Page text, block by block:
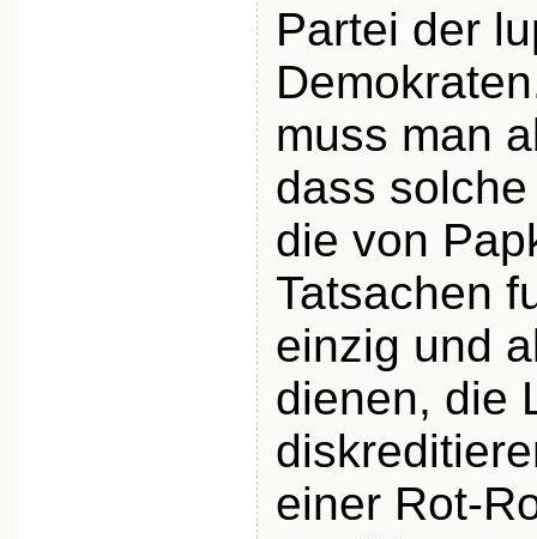
Partei der
muss man
dass
die von
Tatsachen
einzig und
dienen, die
einer Rot-